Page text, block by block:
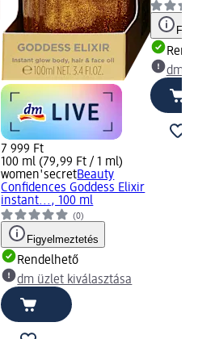
7 999 Ft
100 ml (79,99 Ft / 1 ml)
women'secretBeauty
Confidences Goddess Elixir
instant..., 100 ml
(0)
Figyelmeztetés
Rendelhető
dm üzlet kiválasztása
dm